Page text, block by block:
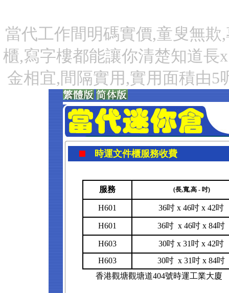
當代工作間明碼實價,童叟無
櫃,寫字樓都能讓你清楚知道長
金相宜,間隔實用,實用面積由5
時運文件櫃服務收費
服務 (長,寬,高 - 吋)
H601 36吋 x 46吋 x 42吋
H601 36吋 x 46吋 x 84吋
H603
30吋 x 31吋 x 42吋
H603
30吋 x 31吋 x 84吋
香港觀塘觀塘道404號時運工業大廈